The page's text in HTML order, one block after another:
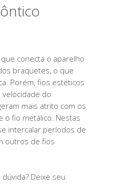
conecta o aparelho
braquetes, o que
Porém, fios estéticos
do
mais atrito com os
o fio metálico. Nestas
intercalar períodos de
outros de fios
dúvida? Deixe seu